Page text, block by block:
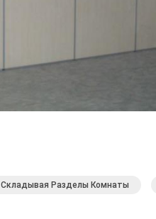
Складывая Разделы Комнаты